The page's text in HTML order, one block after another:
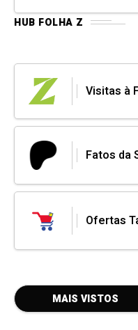
HUB FOLHA Z
Visitas à
Fatos da
Ofertas
MAIS VISTOS